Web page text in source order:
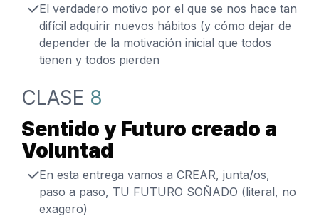
El verdadero motivo por el que se nos hace tan
difícil adquirir nuevos hábitos (y cómo dejar de
depender de la motivación inicial que todos
tienen y todos pierden
CLASE 8
Sentido y Futuro creado a
Voluntad
En esta entrega vamos a CREAR, junta/os,
paso a paso, TU FUTURO SOÑADO (literal, no
exagero)